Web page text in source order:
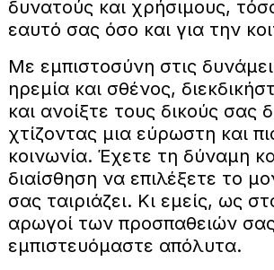
δυνατούς και χρήσιμους,
εαυτό σας όσο και για την
Με εμπιστοσύνη στις
ηρεμία και σθένος,
και ανοίξτε τους δικούς σας
χτίζοντας μια εύρωστη και
κοινωνία. Έχετε τη δύναμη
διαίσθηση να επιλέξετε το
σας ταιριάζει. Κι εμείς, ως
αρωγοί των προσπαθειών
εμπιστευόμαστε απόλυτα.